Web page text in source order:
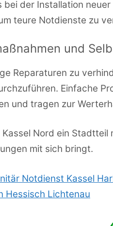
bei der Installation
teure Notdienste zu
und
Reparaturen zu
Einfache
und tragen zur
Nord ein
mit sich bringt.
Notdienst Kassel
Hessisch Lichtenau